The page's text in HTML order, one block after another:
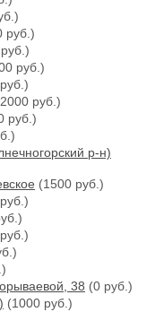
руб.)
руб.)
руб.)
руб.)
р-н)
(1500 руб.)
38 (0 руб.)
(1000 руб.)